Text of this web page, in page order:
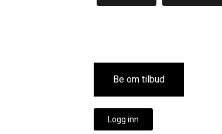
Be om tilbud
Logg inn